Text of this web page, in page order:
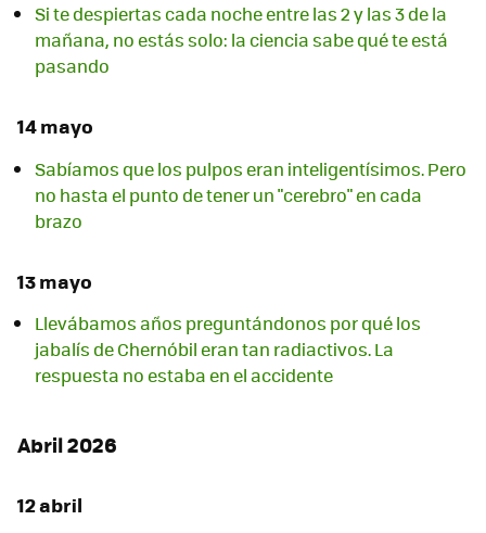
Si te despiertas cada noche entre las 2 y las 3 de la
mañana, no estás solo: la ciencia sabe qué te está
pasando
14 mayo
Sabíamos que los pulpos eran inteligentísimos. Pero
no hasta el punto de tener un "cerebro" en cada
brazo
13 mayo
Llevábamos años preguntándonos por qué los
jabalís de Chernóbil eran tan radiactivos. La
respuesta no estaba en el accidente
Abril 2026
12 abril